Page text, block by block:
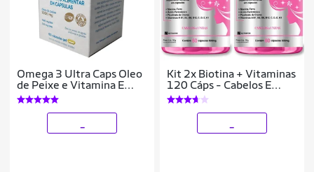
Omega 3 Ultra Caps Oleo
de Peixe e Vitamina E
Equaliv
Kit 2x Biotina + Vitaminas
120 Cáps - Cabelos E
Unhas